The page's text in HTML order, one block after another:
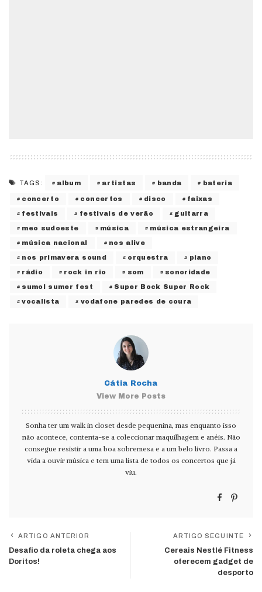
TAGS: album artistas banda bateria
concerto concertos disco faixas
festivais festivais de verão guitarra
meo sudoeste música música estrangeira
música nacional nos alive
nos primavera sound orquestra piano
rádio rock in rio som sonoridade
sumol sumer fest Super Bock Super Rock
vocalista vodafone paredes de coura
Cátia Rocha
View More Posts
Sonha ter um walk in closet desde pequenina, mas enquanto isso
não acontece, contenta-se a coleccionar maquilhagem e anéis. Não
consegue resistir a uma boa sobremesa e a um belo livro. Passa a
vida a ouvir música e tem uma lista de todos os concertos que já
viu.
ARTIGO ANTERIOR
Desafio da roleta chega aos
Doritos!
ARTIGO SEGUINTE
Cereais Nestlé Fitness
oferecem gadget de
desporto